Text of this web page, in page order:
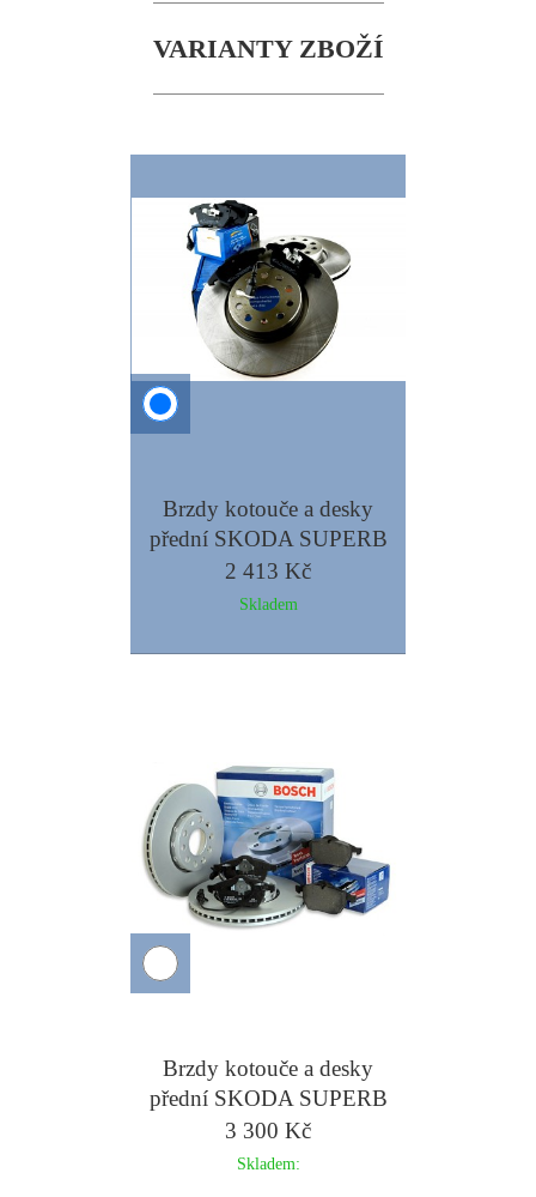
VARIANTY ZBOŽÍ
Brzdy kotouče a desky
přední SKODA SUPERB
II YETI 312mm -
KRAFT
2 413 Kč
Skladem
Brzdy kotouče a desky
přední SKODA SUPERB
II YETI 312mm -
BOSCH
3 300 Kč
Skladem: